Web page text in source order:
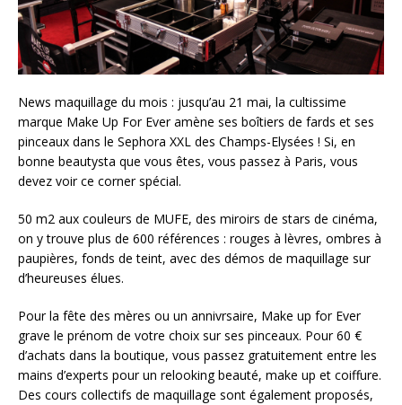
News maquillage du mois : jusqu’au 21 mai, la cultissime
marque Make Up For Ever amène ses boîtiers de fards et ses
pinceaux dans le Sephora XXL des Champs-Elysées ! Si, en
bonne beautysta que vous êtes, vous passez à Paris, vous
devez voir ce corner spécial.
50 m2 aux couleurs de MUFE, des miroirs de stars de cinéma,
on y trouve plus de 600 références : rouges à lèvres, ombres à
paupières, fonds de teint, avec des démos de maquillage sur
d’heureuses élues.
Pour la fête des mères ou un annivrsaire, Make up for Ever
grave le prénom de votre choix sur ses pinceaux. Pour 60 €
d’achats dans la boutique, vous passez gratuitement entre les
mains d’experts pour un relooking beauté, make up et coiffure.
Des cours collectifs de maquillage sont également proposés,